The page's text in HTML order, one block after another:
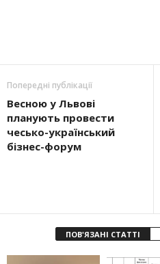
Попередні публікації
Весною у Львові
планують провести
чесько-український
бізнес-форум
ПОВ'ЯЗАНІ СТАТТІ